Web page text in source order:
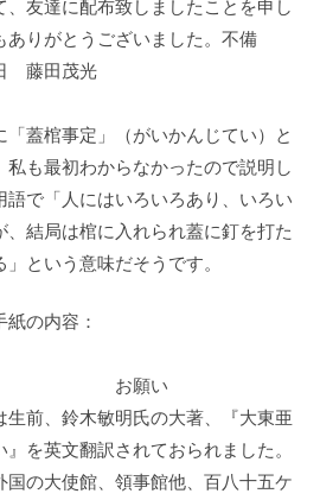
、友達に配布致しましたことを申し
りがとうございました。不備
藤田茂光
蓋棺事定」（がいかんじてい）と
も最初わからなかったので説明し
で「人にはいろいろあり、いろい
結局は棺に入れられ蓋に釘を打た
という意味だそうです。
の内容：
い
前、鈴木敏明氏の大著、『大東亜
を英文翻訳されておられました。
国の大使館、領事館他、百八十五ケ